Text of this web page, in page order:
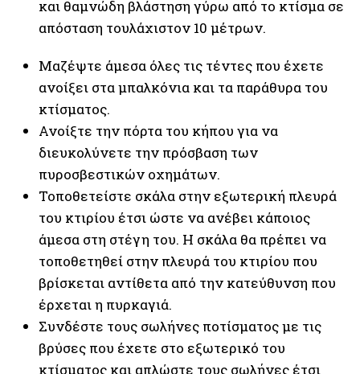
και θαμνώδη βλάστηση γύρω από το κτίσμα σε
απόσταση τουλάχιστον 10 μέτρων.
Μαζέψτε άμεσα όλες τις τέντες που έχετε
ανοίξει στα μπαλκόνια και τα παράθυρα του
κτίσματος.
Ανοίξτε την πόρτα του κήπου για να
διευκολύνετε την πρόσβαση των
πυροσβεστικών οχημάτων.
Τοποθετείστε σκάλα στην εξωτερική πλευρά
του κτιρίου έτσι ώστε να ανέβει κάποιος
άμεσα στη στέγη του. Η σκάλα θα πρέπει να
τοποθετηθεί στην πλευρά του κτιρίου που
βρίσκεται αντίθετα από την κατεύθυνση που
έρχεται η πυρκαγιά.
Συνδέστε τους σωλήνες ποτίσματος με τις
βρύσες που έχετε στο εξωτερικό του
κτίσματος και απλώστε τους σωλήνες έτσι